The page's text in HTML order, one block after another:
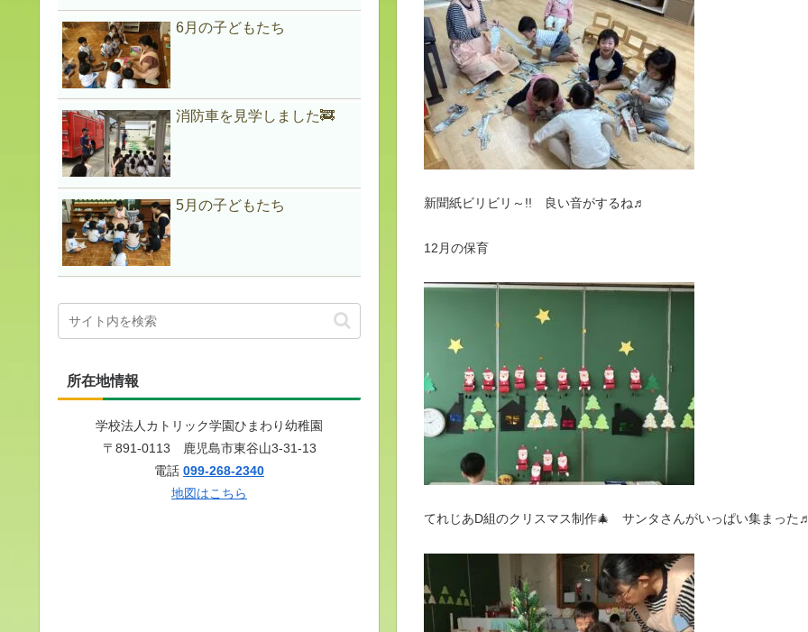
新聞紙ビリビリ～!! 良い音がするね♬
12月の保育
てれじあD組のクリスマス制作🎄 サンタさんがいっぱい集まった
6月の子どもたち
消防車を見学しました🚒
5月の子どもたち
所在地情報
学校法人カトリック学園ひまわり幼稚園
〒891-0113 鹿児島市東谷山3-31-13
電話 099-268-2340
地図はこちら